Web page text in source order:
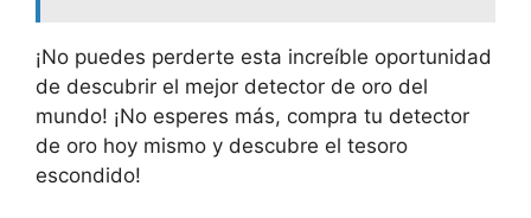
¡No puedes perderte esta increíble oportunidad
de descubrir el mejor detector de oro del
mundo! ¡No esperes más, compra tu detector
de oro hoy mismo y descubre el tesoro
escondido!